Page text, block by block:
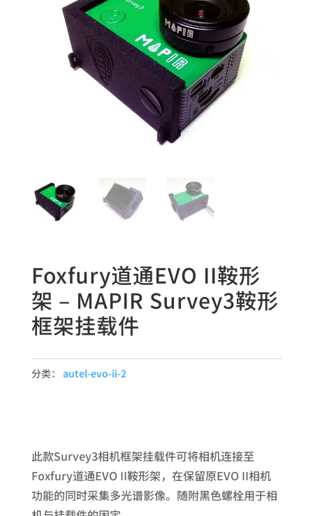
Foxfury道通EVO II鞍形
架 – MAPIR Survey3鞍形
框架挂载件
分类： autel-evo-ii-2
此款Survey3相机框架挂载件可将相机连接至
Foxfury道通EVO II鞍形架，在保留原EVO II相机
功能的同时采集多光谱影像。随附黑色螺栓用于相